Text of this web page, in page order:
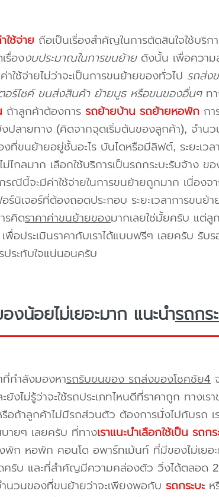
ใช้จ่าย ถือเป็นเรื่องสำคัญในการตัดสินใจใช้บริก
รื่องงบประมาณในการขนย้ายดังนั้น เพื่อความ
าใช้จ่ายไม่ว่าจะเป็นการขนย้ายของทั่วไป รถส่ง
อร์ไซค์ ขนส่งสินค้า ย้ายบูธ หรือขนของอื่นๆทา
ถ้าลูกค้าต้องการ รถย้ายบ้าน รถย้ายหอพักกา
ปลายทาง (คิดจากจุดเริ่มต้นของลูกค้า), จำ
ที่ขนย้ายอยู่ชั้นอะไร บันไดหรือมีลิฟต์, ระยะเ
ไกลมาก เลือกใช้บริการเป็นรถกระบะรับจ้า
ณีนี้จะมีค่าใช้จ่ายในการขนย้ายถูกมาก เนื่อง
ร์นิเจอร์ที่ต้องถอดประกอบ ระยะเวลาการขนย้
รคิดราคาค่าขนย้ายของมากเลยใช่มั้ยครับ แต่ลู
เพื่อประเมินราคากับเราได้แบบฟรีๆ เลยครับ รับ
ประทับใจแน่นอนครับ
งน้อยไม่เยอะมาก แนะนำรถกร
กำลังมองหารถรับขนของ รถส่งของโชคชัย4
ยังไม่รู้ว่าจะใช้รถประเภทไหนดีที่ราคาถูก ทางเ
อถ้าลูกค้าไม่มีรถส่วนตัว ต้องการนั่งไปกับรถ เ
ายๆ เลยครับ ที่ทางเราแนะนำเลือกใช้เป็น รถกร
พัก หอพัก คอนโด อพาร์ทเม้นท์ ที่มีของไม่เยอ
ครับ และที่สำคัญมีความคล่องตัว วิ่งได้ตลอด
ำนวนของที่ขนย้ายว่าจะเพียงพอกับ รถกระบะห